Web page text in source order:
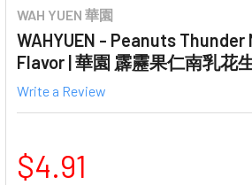
WAH YUEN 華園
WAHYUEN - Peanuts Thunder
Flavor | 華園 霹靂果仁南乳花
Write a Review
$4.91